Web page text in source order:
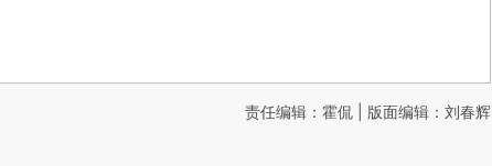
责任编辑：霍侃 | 版面编辑：刘春辉